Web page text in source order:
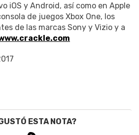
iOS y Android, así como en Apple
de juegos Xbox One, los
de las marcas Sony y Vizio y a
ESTA NOTA?